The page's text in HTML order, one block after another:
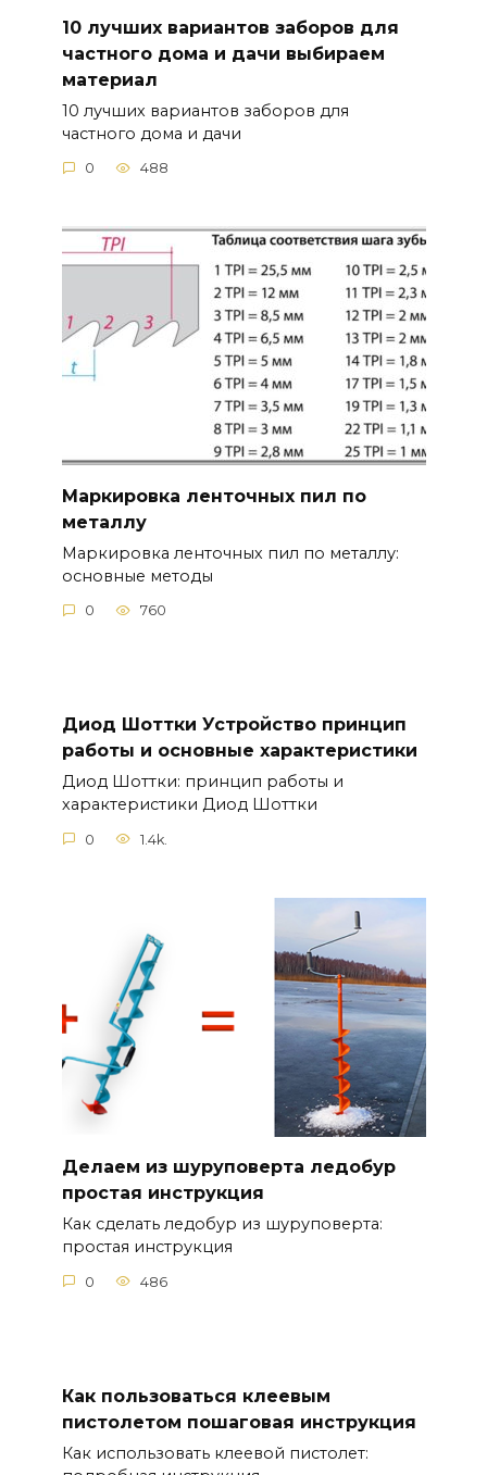
10 лучших вариантов заборов для
частного дома и дачи выбираем
материал
10 лучших вариантов заборов для
частного дома и дачи
0 488
Маркировка ленточных пил по
металлу
Маркировка ленточных пил по металлу:
основные методы
0 760
Диод Шоттки Устройство принцип
работы и основные характеристики
Диод Шоттки: принцип работы и
характеристики Диод Шоттки
0 1.4k.
Делаем из шуруповерта ледобур
простая инструкция
Как сделать ледобур из шуруповерта:
простая инструкция
0 486
Как пользоваться клеевым
пистолетом пошаговая инструкция
Как использовать клеевой пистолет: